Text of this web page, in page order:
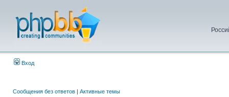
Вход
Сообщения без ответов | Активные темы